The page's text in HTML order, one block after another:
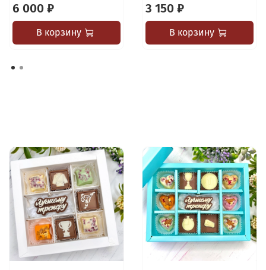
6 000 ₽
В корзину
3 150 ₽
В корзину